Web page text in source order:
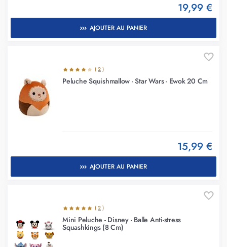
19,99 €
AJOUTER AU PANIER
( 2 )
Peluche Squishmallow - Star Wars - Ewok 20 Cm
15,99 €
AJOUTER AU PANIER
( 2 )
Mini Peluche - Disney - Balle Anti-stress
Squashkings (8 Cm)